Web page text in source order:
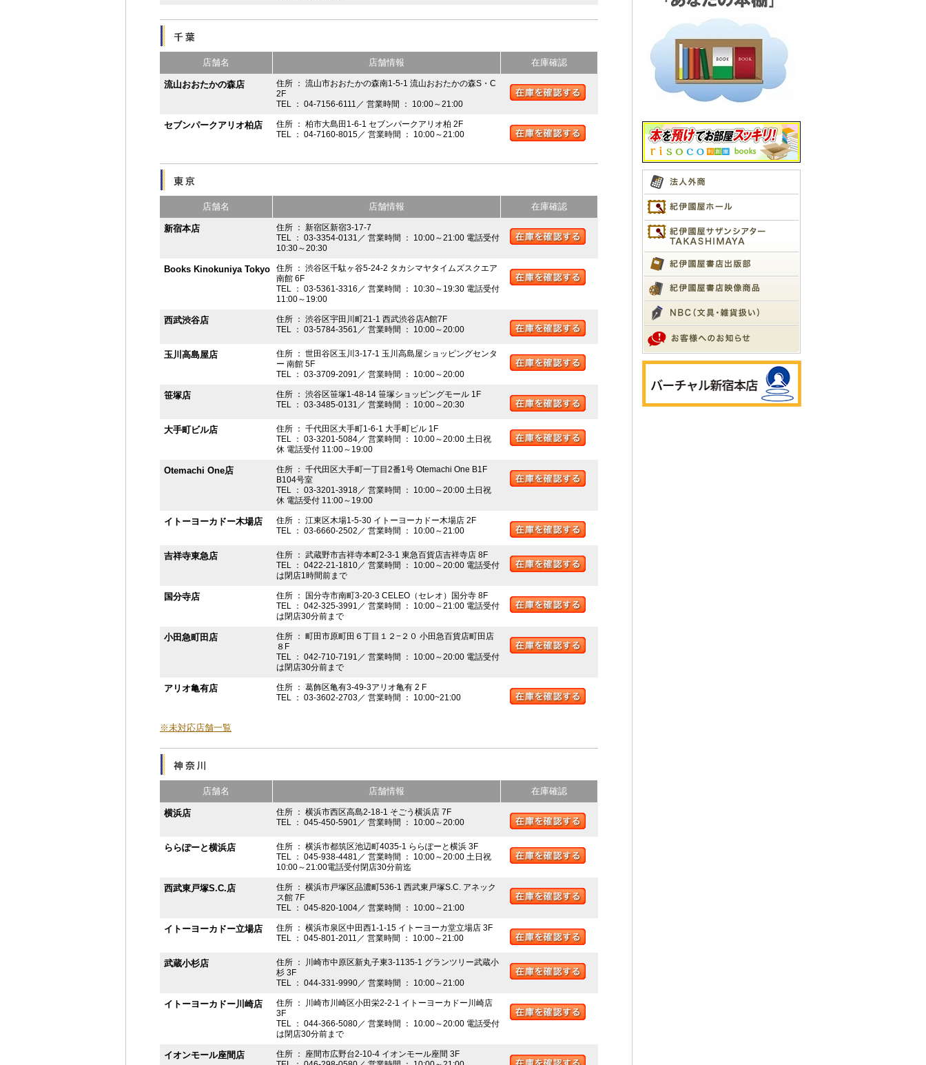
店舗名 店舗情報 在庫確認
流山おおたかの森店
住所 ： 流山市おおたかの森南1-5-1 流山おおたかの森S・C
2F
TEL ： 04-7156-6111／ 営業時間 ： 10:00～21:00
セブンパークアリオ柏店
住所 ： 柏市大島田1-6-1 セブンパークアリオ柏 2F
TEL ： 04-7160-8015／ 営業時間 ： 10:00～21:00
店舗名 店舗情報 在庫確認
新宿本店
住所 ： 新宿区新宿3-17-7
TEL ： 03-3354-0131／ 営業時間 ： 10:00～21:00 電話受付
10:30～20:30
Books Kinokuniya Tokyo
住所 ： 渋谷区千駄ヶ谷5-24-2 タカシマヤタイムズスクエア
南館 6F
TEL ： 03-5361-3316／ 営業時間 ： 10:30～19:30 電話受付
11:00～19:00
西武渋谷店
住所 ： 渋谷区宇田川町21-1 西武渋谷店A館7F
TEL ： 03-5784-3561／ 営業時間 ： 10:00～20:00
玉川高島屋店
住所 ： 世田谷区玉川3-17-1 玉川高島屋ショッピングセンタ
ー 南館 5F
TEL ： 03-3709-2091／ 営業時間 ： 10:00～20:00
笹塚店
住所 ： 渋谷区笹塚1-48-14 笹塚ショッピングモール 1F
TEL ： 03-3485-0131／ 営業時間 ： 10:00～20:30
大手町ビル店
住所 ： 千代田区大手町1-6-1 大手町ビル 1F
TEL ： 03-3201-5084／ 営業時間 ： 10:00～20:00 土日祝
休 電話受付 11:00～19:00
Otemachi One店
住所 ： 千代田区大手町一丁目2番1号 Otemachi One B1F
B104号室
TEL ： 03-3201-3918／ 営業時間 ： 10:00～20:00 土日祝
休 電話受付 11:00～19:00
イトーヨーカドー木場店
住所 ： 江東区木場1-5-30 イトーヨーカドー木場店 2F
TEL ： 03-6660-2502／ 営業時間 ： 10:00～21:00
吉祥寺東急店
住所 ： 武蔵野市吉祥寺本町2-3-1 東急百貨店吉祥寺店 8F
TEL ： 0422-21-1810／ 営業時間 ： 10:00～20:00 電話受付
は閉店1時間前まで
国分寺店
住所 ： 国分寺市南町3-20-3 CELEO（セレオ）国分寺 8F
TEL ： 042-325-3991／ 営業時間 ： 10:00～21:00 電話受付
は閉店30分前まで
小田急町田店
住所 ： 町田市原町田６丁目１２−２０ 小田急百貨店町田店
８F
TEL ： 042-710-7191／ 営業時間 ： 10:00～20:00 電話受付
は閉店30分前まで
アリオ亀有店
住所 ： 葛飾区亀有3-49-3アリオ亀有 2 F
TEL ： 03-3602-2703／ 営業時間 ： 10:00~21:00
※未対応店舗一覧
店舗名 店舗情報 在庫確認
横浜店
住所 ： 横浜市西区高島2-18-1 そごう横浜店 7F
TEL ： 045-450-5901／ 営業時間 ： 10:00～20:00
ららぽーと横浜店
住所 ： 横浜市都筑区池辺町4035-1 ららぽーと横浜 3F
TEL ： 045-938-4481／ 営業時間 ： 10:00～20:00 土日祝
10:00～21:00電話受付閉店30分前迄
西武東戸塚S.C.店
住所 ： 横浜市戸塚区品濃町536-1 西武東戸塚S.C. アネック
ス館 7F
TEL ： 045-820-1004／ 営業時間 ： 10:00～21:00
イトーヨーカドー立場店
住所 ： 横浜市泉区中田西1-1-15 イトーヨーカ堂立場店 3F
TEL ： 045-801-2011／ 営業時間 ： 10:00～21:00
武蔵小杉店
住所 ： 川崎市中原区新丸子東3-1135-1 グランツリー武蔵小
杉 3F
TEL ： 044-331-9990／ 営業時間 ： 10:00～21:00
イトーヨーカドー川崎店
住所 ： 川崎市川崎区小田栄2-2-1 イトーヨーカドー川崎店
3F
TEL ： 044-366-5080／ 営業時間 ： 10:00～20:00 電話受付
は閉店30分前まで
イオンモール座間店
住所 ： 座間市広野台2-10-4 イオンモール座間 3F